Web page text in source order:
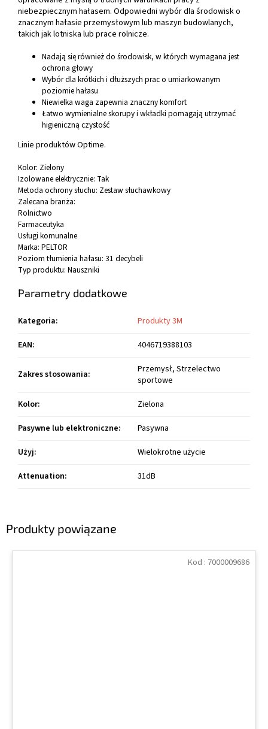
Produkty powiązane
Kod : 7000009686
niebezpiecznym hałasem. Odpowiedni wybór dla środowisk o
znacznym hałasie przemysłowym lub maszyn budowlanych,
takich jak lotniska lub prace rolnicze.
Nadają się również do środowisk, w których wymagana jest
ochrona głowy
Wybór dla krótkich i dłuższych prac o umiarkowanym
poziomie hałasu
Niewielka waga zapewnia znaczny komfort
Łatwo wymienialne skorupy i wkładki pomagają utrzymać
higieniczną czystość
Linie produktów Optime.
Kolor: Zielony
Izolowane elektrycznie: Tak
Metoda ochrony słuchu: Zestaw słuchawkowy
Zalecana branża:
Rolnictwo
Farmaceutyka
Usługi komunalne
Marka: PELTOR
Poziom tłumienia hałasu: 31 decybeli
Typ produktu: Nauszniki
Parametry dodatkowe
Kategoria:
Produkty 3M
EAN: 4046719388103
Zakres stosowania:
Przemysł, Strzelectwo
sportowe
Kolor:
Zielona
Pasywne lub elektroniczne:
Pasywna
Użyj:
Wielokrotne użycie
Attenuation: 31dB